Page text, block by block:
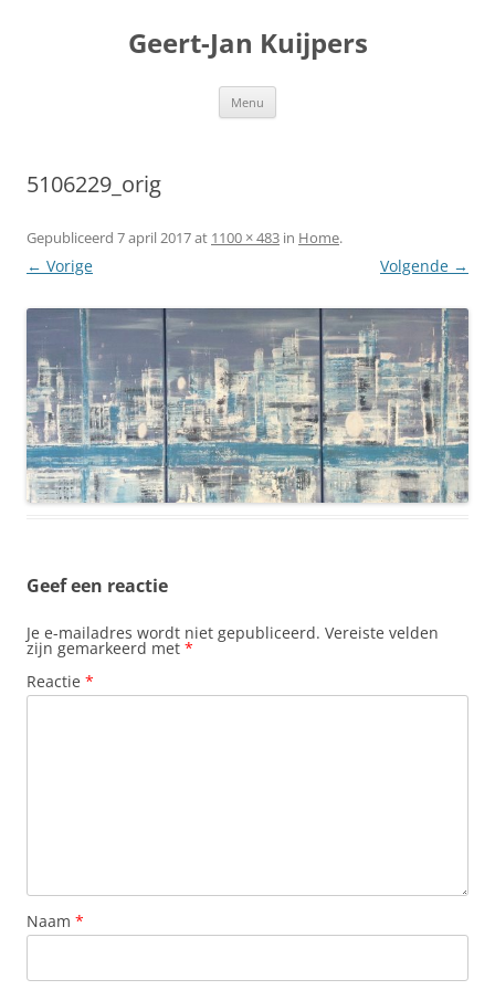
Geert-Jan Kuijpers
Menu
5106229_orig
Gepubliceerd 7 april 2017at 1100 × 483 in Home.
← Vorige Volgende →
Geef een reactie
Je e-mailadres wordt niet gepubliceerd. Vereiste velden
zijn gemarkeerd met *
Reactie *
Naam *